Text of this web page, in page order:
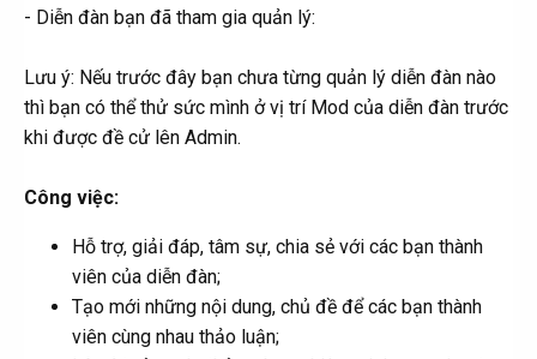
- Diễn đàn bạn đã tham gia quản lý:
Lưu ý: Nếu trước đây bạn chưa từng quản lý diễn đàn nào
thì bạn có thể thử sức mình ở vị trí Mod của diễn đàn trước
khi được đề cử lên Admin.
Công việc:
Hỗ trợ, giải đáp, tâm sự, chia sẻ với các bạn thành
viên của diễn đàn;
Tạo mới những nội dung, chủ đề để các bạn thành
viên cùng nhau thảo luận;